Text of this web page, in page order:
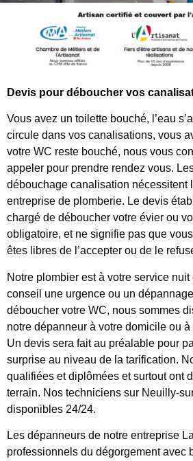
Devis pour déboucher vos
Vous avez un toilette bouché, l’eau
circule dans vos canalisations, vous
votre WC reste bouché, nous vous
appeler pour prendre rendez vous.
débouchage canalisation nécessitent
entreprise de plomberie. Le devis
chargé de déboucher votre évier ou
obligatoire, et ne signifie pas que
êtes libres de l’accepter ou de le
Notre plombier est à votre service nuit
conseil une urgence ou un
déboucher votre WC, nous sommes
notre dépanneur à votre domicile ou
Un devis sera fait au préalable pour
surprise au niveau de la tarification.
qualifiées et diplômées et surtout ont
terrain. Nos techniciens sur Neuilly-
disponibles 24/24.
Les dépanneurs de notre entreprise
professionnels du dégorgement avec